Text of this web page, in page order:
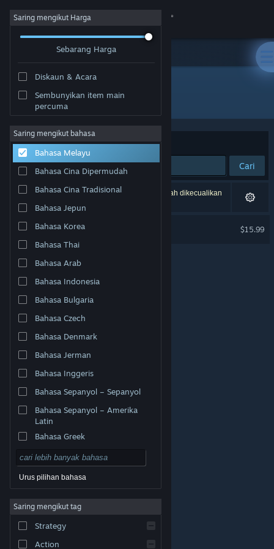
Sign in
Tentang
Sokongan
Ubah bahasa
Dapatkan Steam Mobile App
Lihat laman web desktop
© Valve Corporation. Hak cipta terpelihara. Semua
tanda dagangan ialah hak milik pemilik masing-masing
Perundangan|Accessibility
Steam| Bayaran balik
Saring mengikut Harga
Sebarang Harga
Diskaun & Acara
Sembunyikan item main
percuma
Saring mengikut bahasa
Bahasa Melayu
Bahasa Cina Dipermudah
Bahasa Cina Tradisional
Bahasa Jepun
Bahasa Korea
Bahasa Thai
Bahasa Arab
Bahasa Indonesia
Bahasa Bulgaria
Bahasa Czech
Bahasa Denmark
Bahasa Jerman
Bahasa Inggeris
Bahasa Sepanyol – Sepanyol
Bahasa Sepanyol – Amerika
Latin
Bahasa Greek
Urus pilihan bahasa
Saring mengikut tag
Strategy
Action
Pembangun: Worldwalker Games LLC
Susun mengikut Perkaitan
Cari
1 hasil sepadan dengan carian anda. 3 tajuk telah dikecualikan
berdasarkan pilihan anda.
Wildermyth Soundtrack
$15.99